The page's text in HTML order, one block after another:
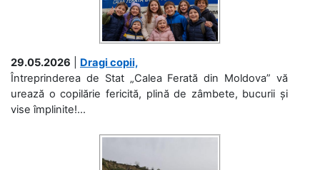
29.05.2026
Dragi copii,
Întreprinderea de Stat „Calea Ferată din Moldova” vă
urează o copilărie fericită, plină de zâmbete, bucurii și
vise împlinite!...